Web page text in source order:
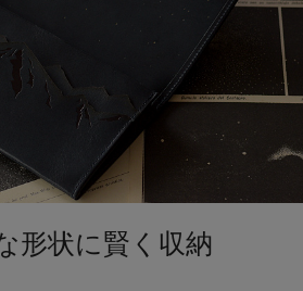
形状に賢く収納